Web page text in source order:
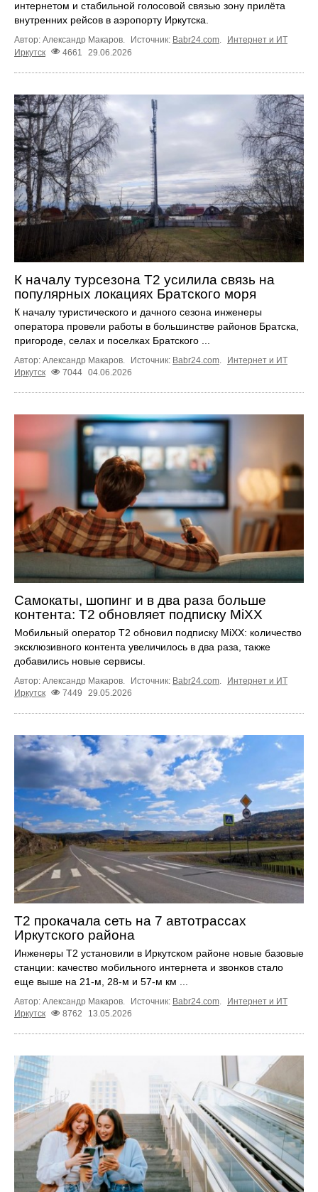
интернетом и стабильной голосовой связью зону прилёта
внутренних рейсов в аэропорту Иркутска.
Автор: Александр Макаров. Источник: Babr24.com.
Интернет и ИТ
Иркутск
4661 29.06.2026
К началу турсезона Т2 усилила связь на
популярных локациях Братского моря
К началу туристического и дачного сезона инженеры
оператора провели работы в большинстве районов Братска,
пригороде, селах и поселках Братского ...
Автор: Александр Макаров. Источник: Babr24.com.
Интернет и ИТ
Иркутск
7044 04.06.2026
Самокаты, шопинг и в два раза больше
контента: Т2 обновляет подписку MiXX
Мобильный оператор Т2 обновил подписку MiXX: количество
эксклюзивного контента увеличилось в два раза, также
добавились новые сервисы.
Автор: Александр Макаров. Источник: Babr24.com.
Интернет и ИТ
Иркутск
7449 29.05.2026
T2 прокачала сеть на 7 автотрассах
Иркутского района
Инженеры Т2 установили в Иркутском районе новые базовые
станции: качество мобильного интернета и звонков стало
еще выше на 21-м, 28-м и 57-м км ...
Автор: Александр Макаров. Источник: Babr24.com
Интернет и ИТ
Иркутск
8762 13.05.2026